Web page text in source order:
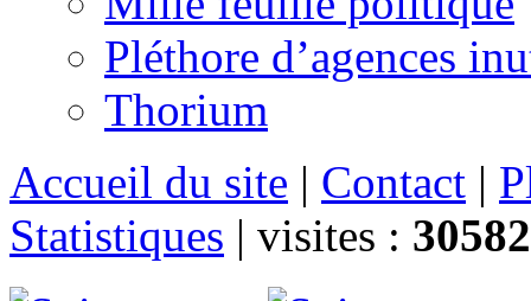
Pléthore d’agences
Thorium
Accueil du site | Contact |
Statistiques | visites :